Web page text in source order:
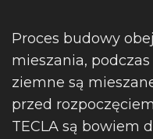
Proces budowy
mieszania,
ziemne są
przed
TECLA są bowiem